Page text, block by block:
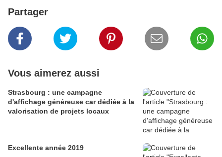
Partager
Vous aimerez aussi
Strasbourg : une campagne
d'affichage généreuse car dédiée à la
valorisation de projets locaux
Excellente année 2019